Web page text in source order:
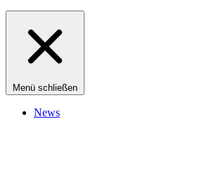
Menü schließen
News